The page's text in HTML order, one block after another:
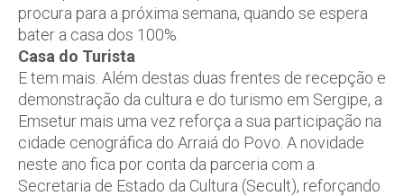
procura para a próxima semana, quando se espera
bater a casa dos 100%.
Casa do Turista
E tem mais. Além destas duas frentes de recepção e
demonstração da cultura e do turismo em Sergipe, a
Emsetur mais uma vez reforça a sua participação na
cidade cenográfica do Arraiá do Povo. A novidade
neste ano fica por conta da parceria com a
Secretaria de Estado da Cultura (Secult), reforçando